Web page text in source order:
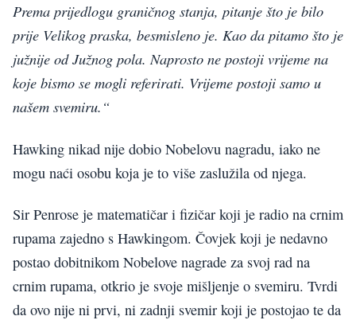
Prema prijedlogu graničnog stanja, pitanje što je bilo
prije Velikog praska, besmisleno je. Kao da pitamo što je
južnije od Južnog pola. Naprosto ne postoji vrijeme na
koje bismo se mogli referirati. Vrijeme postoji samo u
našem svemiru.“
Hawking nikad nije dobio Nobelovu nagradu, iako ne
mogu naći osobu koja je to više zaslužila od njega.
Sir Penrose je matematičar i fizičar koji je radio na crnim
rupama zajedno s Hawkingom. Čovjek koji je nedavno
postao dobitnikom Nobelove nagrade za svoj rad na
crnim rupama, otkrio je svoje mišljenje o svemiru. Tvrdi
da ovo nije ni prvi, ni zadnji svemir koji je postojao te da